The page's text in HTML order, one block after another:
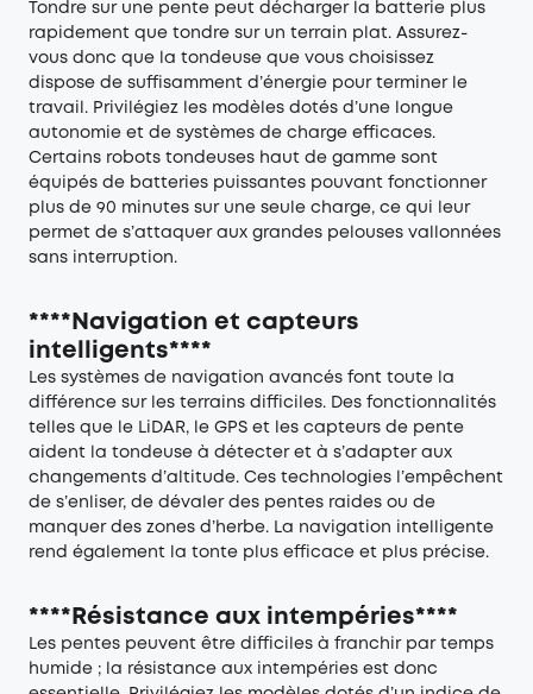
Tondre sur une pente peut décharger la batterie plus
rapidement que tondre sur un terrain plat. Assurez-
vous donc que la tondeuse que vous choisissez
dispose de suffisamment d’énergie pour terminer le
travail. Privilégiez les modèles dotés d’une longue
autonomie et de systèmes de charge efficaces.
Certains robots tondeuses haut de gamme sont
équipés de batteries puissantes pouvant fonctionner
plus de 90 minutes sur une seule charge, ce qui leur
permet de s’attaquer aux grandes pelouses vallonnées
sans interruption.
****Navigation et capteurs
intelligents****
Les systèmes de navigation avancés font toute la
différence sur les terrains difficiles. Des fonctionnalités
telles que le LiDAR, le GPS et les capteurs de pente
aident la tondeuse à détecter et à s’adapter aux
changements d’altitude. Ces technologies l’empêchent
de s’enliser, de dévaler des pentes raides ou de
manquer des zones d’herbe. La navigation intelligente
rend également la tonte plus efficace et plus précise.
****Résistance aux intempéries****
Les pentes peuvent être difficiles à franchir par temps
humide ; la résistance aux intempéries est donc